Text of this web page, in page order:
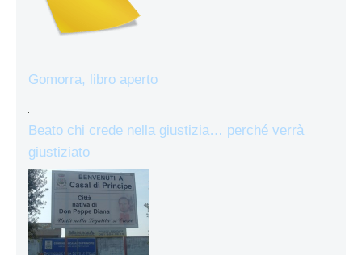
Gomorra, libro aperto
Beato chi crede nella giustizia… perché verrà
giustiziato